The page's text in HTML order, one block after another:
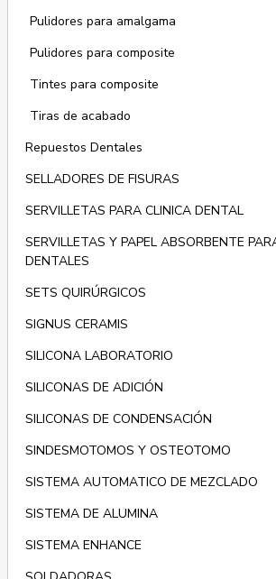
Pulidores para amalgama
Pulidores para composite
Tintes para composite
Tiras de acabado
Repuestos Dentales
SELLADORES DE FISURAS
SERVILLETAS PARA CLINICA DENTAL
SERVILLETAS Y PAPEL ABSORBENTE
DENTALES
SETS QUIRÚRGICOS
SIGNUS CERAMIS
SILICONA LABORATORIO
SILICONAS DE ADICIÓN
SILICONAS DE CONDENSACIÓN
SINDESMOTOMOS Y OSTEOTOMO
SISTEMA AUTOMATICO DE MEZCLADO
SISTEMA DE ALUMINA
SISTEMA ENHANCE